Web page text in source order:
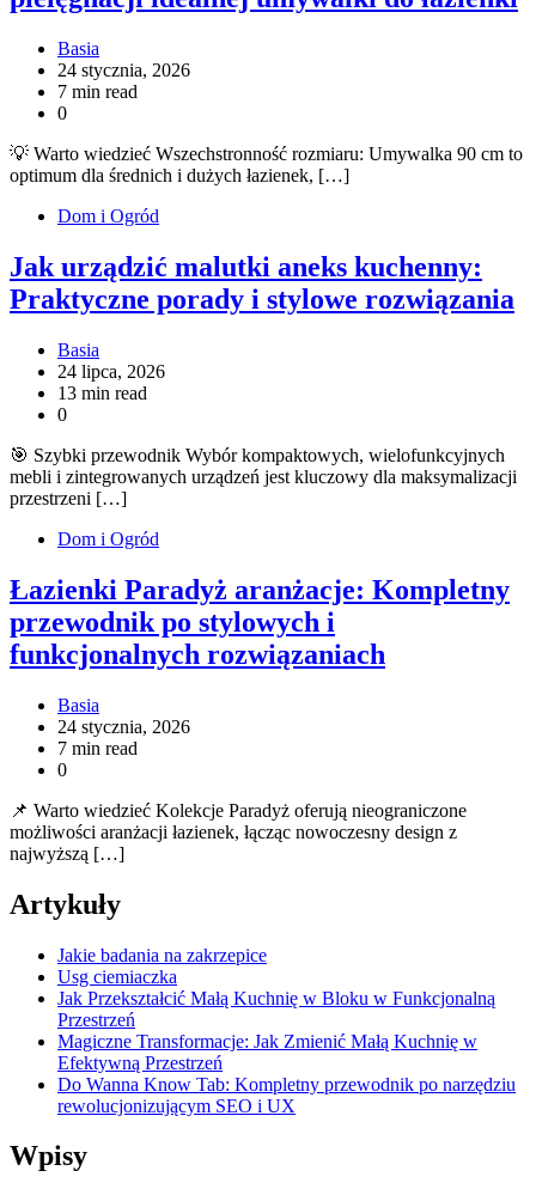
Basia
24 stycznia, 2026
7 min read
0
💡 Warto wiedzieć Wszechstronność rozmiaru: Umywalka 90 cm to
optimum dla średnich i dużych łazienek, […]
Dom i Ogród
Jak urządzić malutki aneks kuchenny:
Praktyczne porady i stylowe rozwiązania
Basia
24 lipca, 2026
13 min read
0
🎯 Szybki przewodnik Wybór kompaktowych, wielofunkcyjnych
mebli i zintegrowanych urządzeń jest kluczowy dla maksymalizacji
przestrzeni […]
Dom i Ogród
Łazienki Paradyż aranżacje: Kompletny
przewodnik po stylowych i
funkcjonalnych rozwiązaniach
Basia
24 stycznia, 2026
7 min read
0
📌 Warto wiedzieć Kolekcje Paradyż oferują nieograniczone
możliwości aranżacji łazienek, łącząc nowoczesny design z
najwyższą […]
Artykuły
Jakie badania na zakrzepice
Usg ciemiaczka
Jak Przekształcić Małą Kuchnię w Bloku w Funkcjonalną
Przestrzeń
Magiczne Transformacje: Jak Zmienić Małą Kuchnię w
Efektywną Przestrzeń
Do Wanna Know Tab: Kompletny przewodnik po narzędziu
rewolucjonizującym SEO i UX
Wpisy